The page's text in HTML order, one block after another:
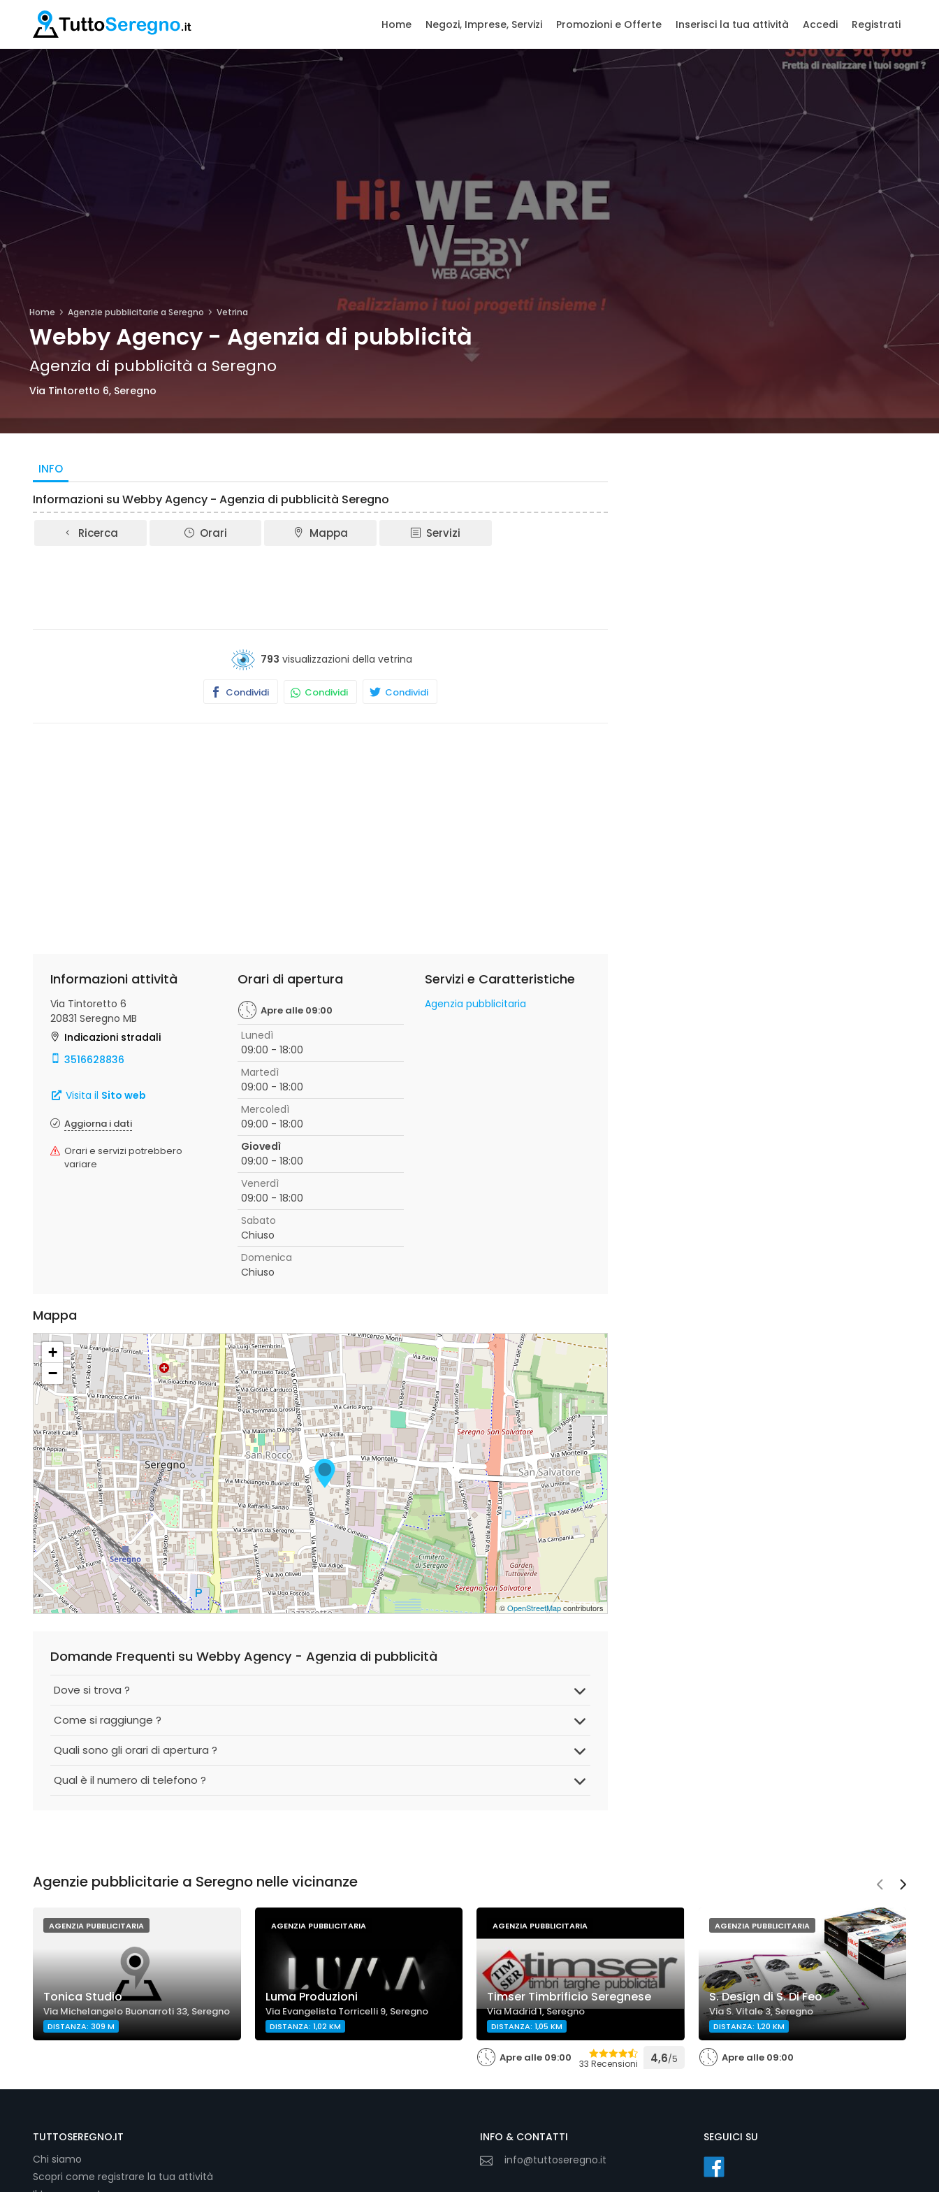
Home Negozi, Imprese, Servizi Promozioni e Offerte Inserisci la tua attività Accedi Registrati
Home Agenzie pubblicitarie a Seregno Vetrina
Webby Agency - Agenzia di pubblicità
Agenzia di pubblicità a Seregno
Via Tintoretto 6, Seregno
INFO
Informazioni su Webby Agency - Agenzia di pubblicità Seregno
Ricerca Orari Mappa Servizi
793 visualizzazioni della vetrina
Condividi Condividi Condividi
Informazioni attività
Via Tintoretto 6
20831 Seregno MB
Indicazioni stradali
3516628836
Visita il Sito web
Aggiorna i dati
Orari e servizi potrebbero
variare
Orari di apertura
Apre alle 09:00
Lunedì
09:00 - 18:00
Martedì
09:00 - 18:00
Mercoledì
09:00 - 18:00
Giovedì
09:00 - 18:00
Venerdì
09:00 - 18:00
Sabato
Chiuso
Domenica
Chiuso
Servizi e Caratteristiche
Agenzia pubblicitaria
Mappa
+
−
©OpenStreetMapcontributors
Domande Frequenti su Webby Agency - Agenzia di pubblicità
Dove si trova ?
Come si raggiunge ?
Quali sono gli orari di apertura ?
Qual è il numero di telefono ?
Agenzie pubblicitarie a Seregno nelle vicinanze
AGENZIA PUBBLICITARIA
Tonica Studio
Via Michelangelo Buonarroti 33, Seregno
DISTANZA: 309 M
AGENZIA PUBBLICITARIA
Luma Produzioni
Via Evangelista Torricelli 9, Seregno
DISTANZA: 1,02 KM
AGENZIA PUBBLICITARIA
Timser Timbrificio Seregnese
Via Madrid 1, Seregno
DISTANZA: 1,05 KM
Apre alle 09:00 33 Recensioni 4,6/5
AGENZIA PUBBLICITARIA
S. Design di S. Di Feo
Via S. Vitale 3, Seregno
DISTANZA: 1,20 KM
Apre alle 09:00
TUTTOSEREGNO.IT
Chi siamo
Scopri come registrare la tua attività
INFO & CONTATTI
info@tuttoseregno.it
SEGUICI SU